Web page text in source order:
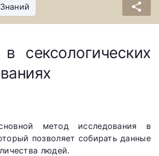
share
сексологических
метод исследования в
позволяет собирать данные
людей.